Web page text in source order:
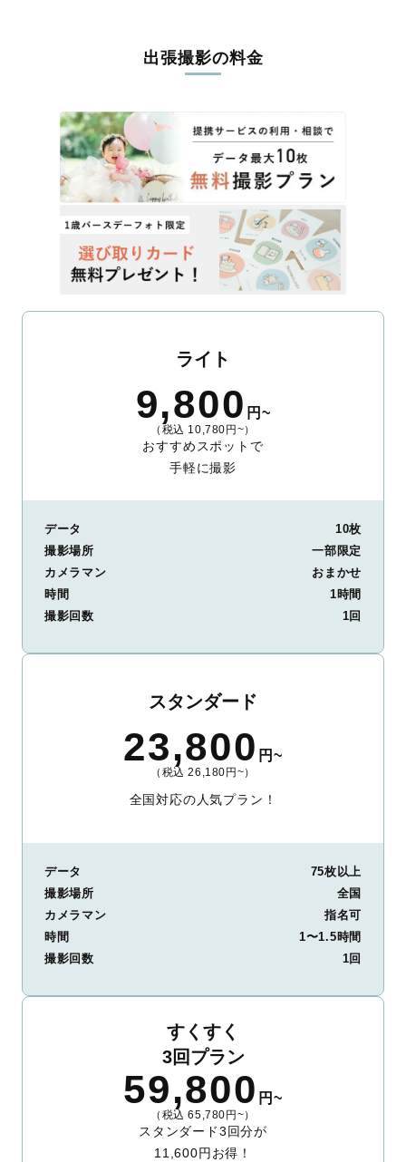
出張撮影の料金
ライト
9,800 円~
（税込 10,780円~）
おすすめスポットで
手軽に撮影
データ
10枚
撮影場所
一部限定
カメラマン
おまかせ
時間
1時間
撮影回数
1回
スタンダード
23,800 円~
（税込 26,180円~）
全国対応の人気プラン！
データ
75枚以上
撮影場所
全国
カメラマン
指名可
時間
1〜1.5時間
撮影回数
1回
すくすく
3回プラン
59,800 円~
（税込 65,780円~）
スタンダード3回分が
11,600円お得！